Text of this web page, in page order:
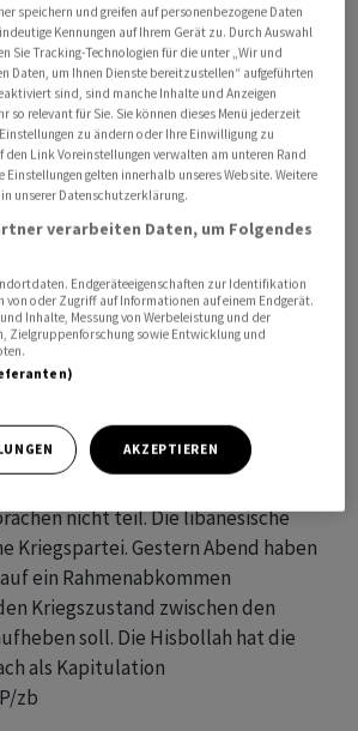
Israel Einfluss auf innere
des Libanon und legitimiere eine
gegen Israel
ihren «Widerstand» gegen Israel
Man werde mit politischen
Mitteln auf einen vollständigen
drängen und «als Widerstand auf
aktiv bleiben, bis die Besatzung
unter Vermittlung der USA in
Die Schiiten-Miliz - die als
nicht teil. Die libanesische
Kriegspartei. Gestern Abend haben
ein Rahmenabkommen
Kriegszustand zwischen den
soll. Die Hisbollah hat die
als Kapitulation
zb
speichern und greifen auf personenbezogene Daten
Kennungen auf Ihrem Gerät zu. Durch Auswahl
Sie Tracking-Technologien für die unter „Wir und
Daten, um Ihnen Dienste bereitzustellen“ aufgeführten
sind, sind manche Inhalte und Anzeigen
so relevant für Sie. Sie können dieses Menü jederzeit
zu ändern oder Ihre Einwilligung zu
den Link Voreinstellungen verwalten am unteren Rand
Einstellungen gelten innerhalb unseres Website. Weitere
unserer Datenschutzerklärung.
verarbeiten Daten, um Folgendes
Endgeräteeigenschaften zur Identifikation
von oder Zugriff auf Informationen auf einem Endgerät.
Inhalte, Messung von Werbeleistung und der
Zielgruppenforschung sowie Entwicklung und
AKZEPTIEREN